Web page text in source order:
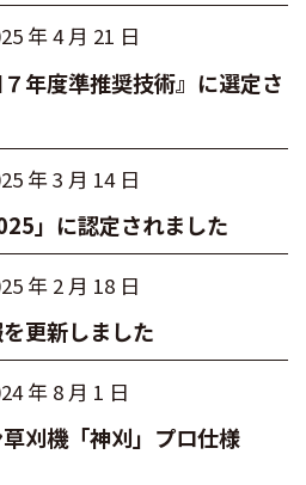
年 4 月 21 日
年度準推奨技術』に選定さ
年 3 月 14 日
」に認定されました
年 2 月 18 日
更新しました
年 8 月 1 日
刈機「神刈」プロ仕様